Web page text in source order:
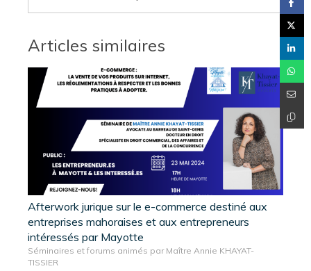
Articles similaires
Afterwork jurique sur le e-commerce destiné aux
entreprises mahoraises et aux entrepreneurs
intéressés par Mayotte
Séminaires et forums animés par Maître Annie KHAYAT-
TISSIER